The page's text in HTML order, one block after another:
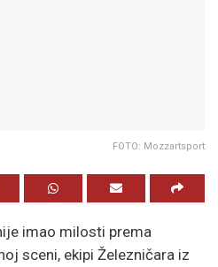
FOTO: Mozzartsport
imao milosti prema
sceni, ekipi Železničara iz